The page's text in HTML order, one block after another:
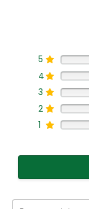
5
4
3
2
1